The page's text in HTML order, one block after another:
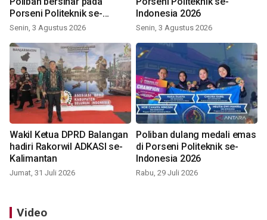
Porseni Politeknik se-
Indonesia 2026
Senin, 3 Agustus 2026
Indonesia 2026
Senin, 3 Agustus 2026
Wakil Ketua DPRD Balangan
hadiri Rakorwil ADKASI se-
Kalimantan
Jumat, 31 Juli 2026
Poliban dulang medali emas
di Porseni Politeknik se-
Indonesia 2026
Rabu, 29 Juli 2026
Video